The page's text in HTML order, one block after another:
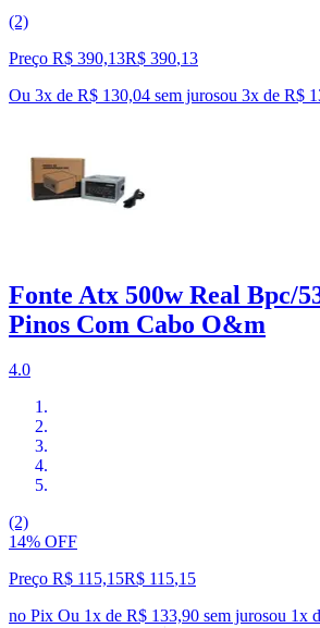
(2)
Preço R$ 390,13R$ 390,13
Ou 3x de R$ 130,04 sem jurosou 3x de R$
Fonte Atx 500w Real Bpc/
Pinos Com Cabo O&m
4.0
(2)
14% OFF
Preço R$ 115,15R$ 115,15
no Pix Ou 1x de R$ 133,90 sem jurosou 1x